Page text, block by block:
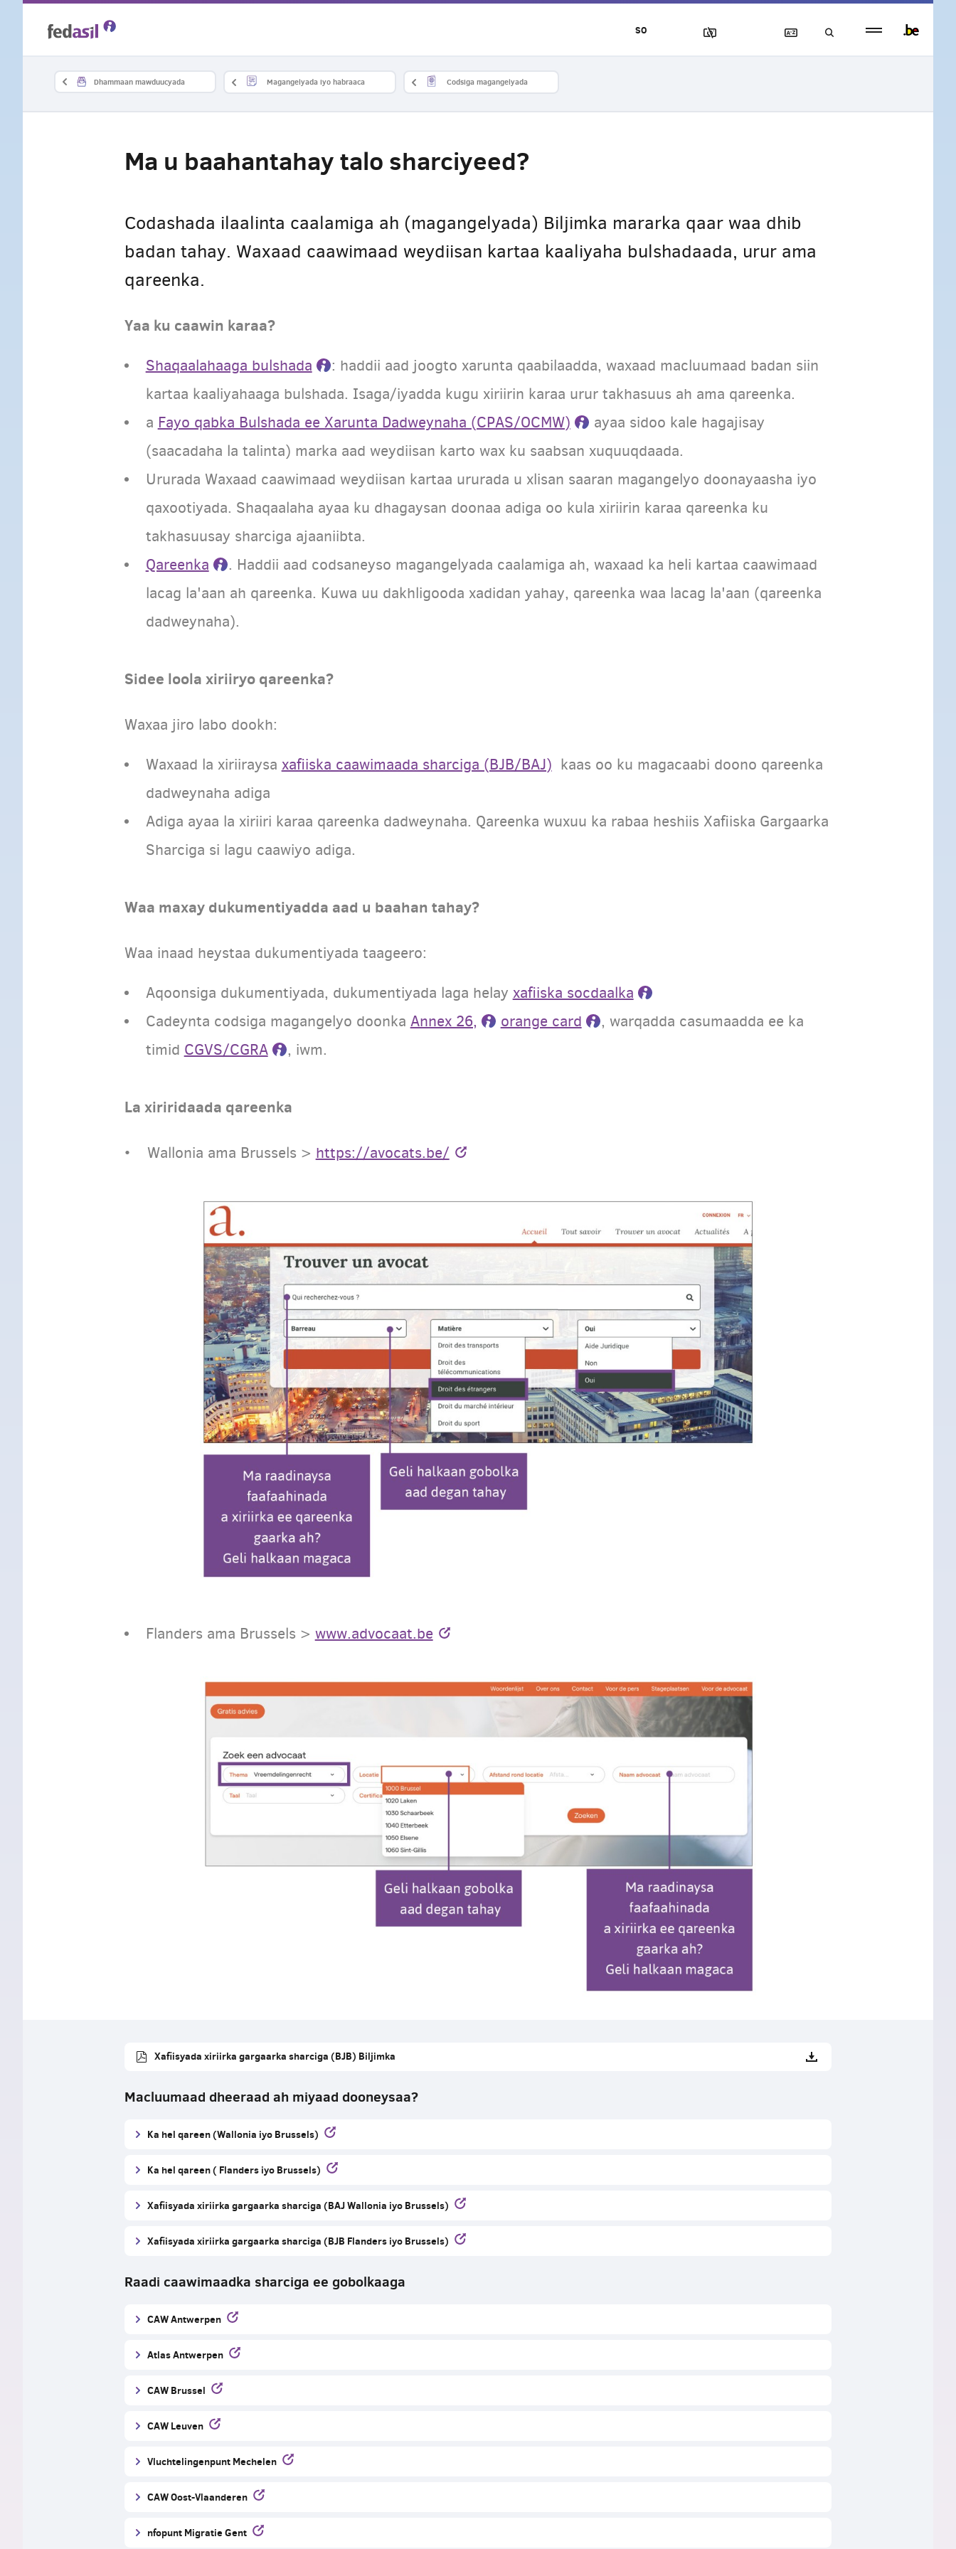
Dhammaan mawduucyada Magangelyada iyo habraaca Codsiga magangelyada
Ma u baahantahay talo sharciyeed?
Codashada ilaalinta caalamiga ah (magangelyada) Biljimka mararka qaar waa dhib
badan tahay. Waxaad caawimaad weydiisan kartaa kaaliyaha bulshadaada, urur ama
qareenka.
Yaa ku caawin karaa?
Shaqaalahaaga bulshada
: haddii aad joogto xarunta qaabilaadda, waxaad macluumaad badan siin
kartaa kaaliyahaaga bulshada. Isaga/iyadda kugu xiriirin karaa urur takhasuus ah ama qareenka.
a Fayo qabka Bulshada ee Xarunta Dadweynaha (CPAS/OCMW)
ayaa sidoo kale hagajisay
(saacadaha la talinta) marka aad weydiisan karto wax ku saabsan xuquuqdaada.
Ururada Waxaad caawimaad weydiisan kartaa ururada u xlisan saaran magangelyo doonayaasha iyo
qaxootiyada. Shaqaalaha ayaa ku dhagaysan doonaa adiga oo kula xiriirin karaa qareenka ku
takhasuusay sharciga ajaaniibta.
Qareenka
. Haddii aad codsaneyso magangelyada caalamiga ah, waxaad ka heli kartaa caawimaad
lacag la'aan ah qareenka. Kuwa uu dakhligooda xadidan yahay, qareenka waa lacag la'aan (qareenka
dadweynaha).
Sidee loola xiriiryo qareenka?
Waxaa jiro labo dookh:
Waxaad la xiriiraysa xafiiska caawimaada sharciga (BJB/BAJ) kaas oo ku magacaabi doono qareenka
dadweynaha adiga
Adiga ayaa la xiriiri karaa qareenka dadweynaha. Qareenka wuxuu ka rabaa heshiis Xafiiska Gargaarka
Sharciga si lagu caawiyo adiga.
Waa maxay dukumentiyadda aad u baahan tahay?
Waa inaad heystaa dukumentiyada taageero:
Aqoonsiga dukumentiyada, dukumentiyada laga helay xafiiska socdaalka
Cadeynta codsiga magangelyo doonka Annex 26, orange card
, warqadda casumaadda ee ka
timid CGVS/CGRA , iwm.
La xiriridaada qareenka
• Wallonia ama Brussels > https://avocats.be/
Flanders ama Brussels > www.advocaat.be
Xafiisyada xiriirka gargaarka sharciga (BJB) Biljimka
Macluumaad dheeraad ah miyaad dooneysaa?
Ka hel qareen (Wallonia iyo Brussels)
Ka hel qareen ( Flanders iyo Brussels)
Xafiisyada xiriirka gargaarka sharciga (BAJ Wallonia iyo Brussels)
Xafiisyada xiriirka gargaarka sharciga (BJB Flanders iyo Brussels)
Raadi caawimaadka sharciga ee gobolkaaga
CAW Antwerpen
Atlas Antwerpen
CAW Brussel
CAW Leuven
Vluchtelingenpunt Mechelen
CAW Oost-Vlaanderen
nfopunt Migratie Gent
SO
footer